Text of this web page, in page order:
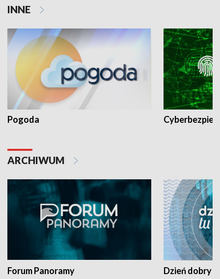
INNE
Pogoda
ARCHIWUM
Forum Panoramy Dzień dobry